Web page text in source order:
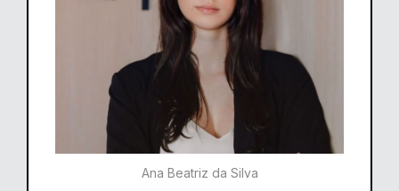
Ana Beatriz da Silva